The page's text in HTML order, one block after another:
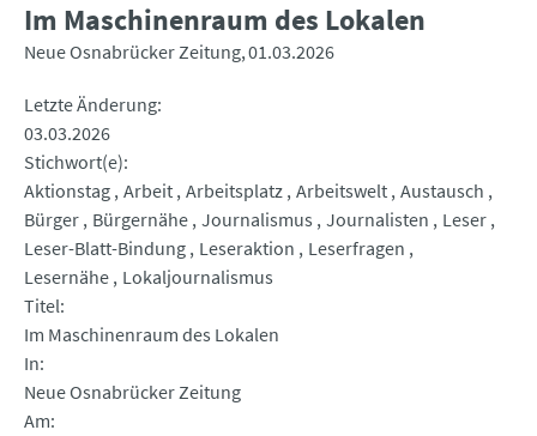
Im Maschinenraum des Lokalen
Neue Osnabrücker Zeitung 01.03.2026
Letzte Änderung
03.03.2026
Stichwort(e)
Aktionstag Arbeit Arbeitsplatz Arbeitswelt Austausch
Bürger Bürgernähe Journalismus Journalisten
Leser
Leser-Blatt-Bindung Leseraktion
Leserfragen
Lesernähe Lokaljournalismus
Titel
Im Maschinenraum des Lokalen
In
Neue Osnabrücker Zeitung
Am